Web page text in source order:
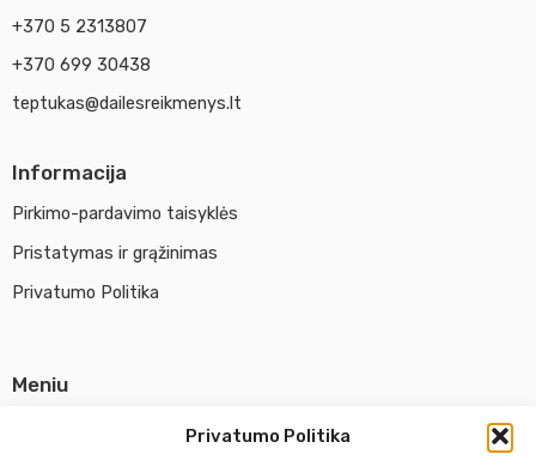
Privatumo Politika
+370 5 2313807
+370 699 30438
teptukas@dailesreikmenys.lt
Informacija
Pirkimo-pardavimo taisyklės
Pristatymas ir grąžinimas
Privatumo Politika
Meniu